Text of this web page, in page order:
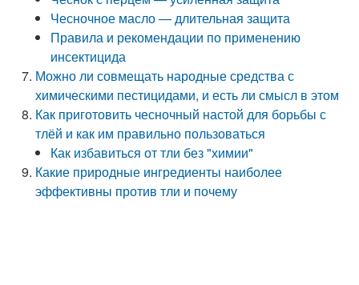
Чесночное масло — длительная защита
Правила и рекомендации по применению
инсектицида
Можно ли совмещать народные средства с
химическими пестицидами, и есть ли смысл в этом
Как приготовить чесночный настой для борьбы с
тлёй и как им правильно пользоваться
Как избавиться от тли без "химии"
Какие природные ингредиенты наиболее
эффективны против тли и почему